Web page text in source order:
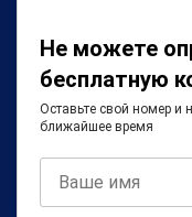
Не можете
бесплатную
Оставьте свой номер и
ближайшее время